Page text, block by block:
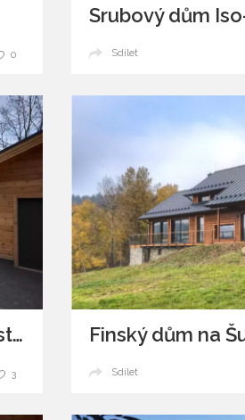
0
Srubový dům
Sdílet
Finský srubový dům Iso-Kajastus
3
Finský dům na
Sdílet